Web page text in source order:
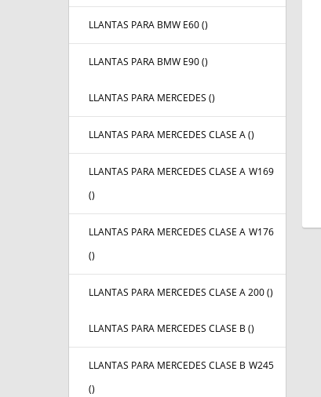
LLANTAS PARA BMW E60 ()
LLANTAS PARA BMW E90 ()
LLANTAS PARA MERCEDES ()
LLANTAS PARA MERCEDES CLASE A ()
LLANTAS PARA MERCEDES CLASE A W169
()
LLANTAS PARA MERCEDES CLASE A W176
()
LLANTAS PARA MERCEDES CLASE A 200 ()
LLANTAS PARA MERCEDES CLASE B ()
LLANTAS PARA MERCEDES CLASE B W245
()